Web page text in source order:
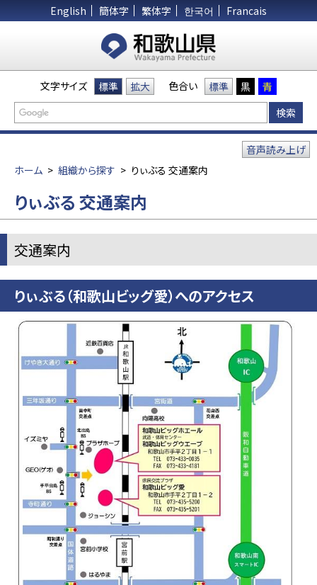
English 簡体字 繁体字 한국어 Francais
文字サイズ 標準 拡大 色合い 標準 黒 青
ホーム > 組織から探す > りぃぶる 交通案内
音声読み上げ
りぃぶる 交通案内
交通案内
りぃぶる（和歌山ビッグ愛）へのアクセス